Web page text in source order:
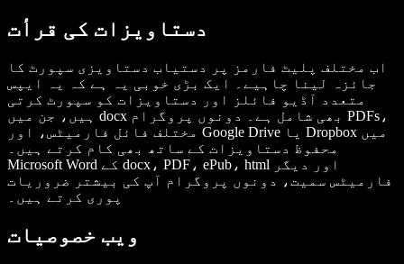
دستاویزات کی قرأت
اب مختلف پلیٹ فارمز پر دستیاب دستاویزی سپورٹ کا
جائزہ لینا چاہیے۔ ایک بڑی خوبی یہ ہے کہ یہ ایپس
متعدد آڈیو فائلز اور دستاویزات کو سپورٹ کرتی
ہیں، جن میں docx بھی شامل ہے۔ دونوں پروگرام PDFs،
مختلف فائل فارمیٹس، اور Google Drive یا Dropbox میں
محفوظ دستاویزات کے ساتھ بھی کام کرتے ہیں۔
Microsoft Word کے docx، PDF، ePub، html اور دیگر
فارمیٹس سمیت، دونوں پروگرام آپ کی بیشتر ضروریات
پوری کرتے ہیں۔
ویب خصوصیات